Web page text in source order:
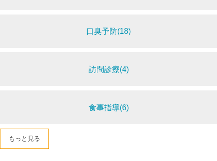
口臭予防(18)
訪問診療(4)
食事指導(6)
もっと見る